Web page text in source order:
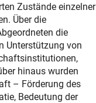
Zustände einzelner
Über die
die
Unterstützung von
hinaus wurden
– Förderung des
Bedeutung der